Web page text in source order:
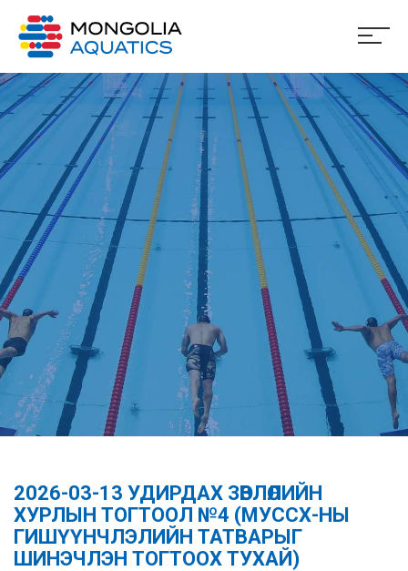
2026-03-13 УДИРДАХ ЗӨВЛӨЛИЙН
ХУРЛЫН ТОГТООЛ №4 (МУССХ-НЫ
ГИШҮҮНЧЛЭЛИЙН ТАТВАРЫГ
ШИНЭЧЛЭН ТОГТООХ ТУХАЙ)